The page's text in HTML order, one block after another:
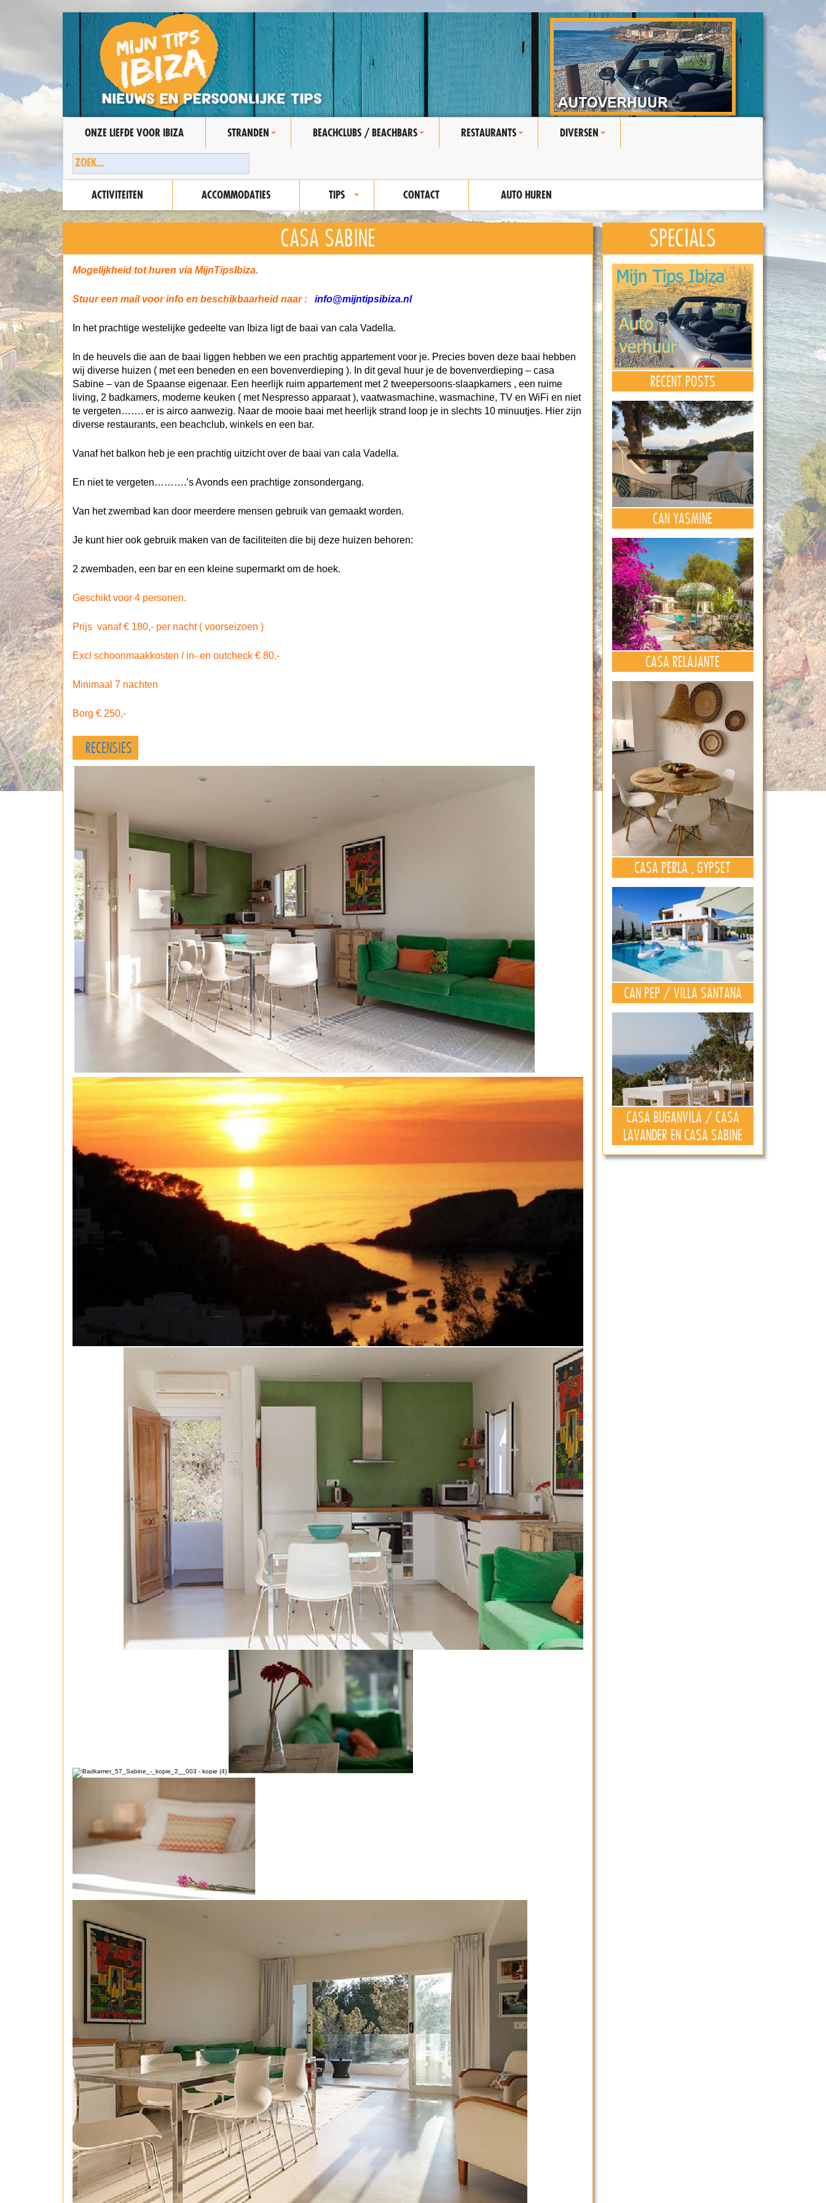
ONZE LIEFDE VOOR IBIZA STRANDEN BEACHCLUBS / BEACHBARS RESTAURANTS DIVERSEN
ACTIVITEITEN ACCOMMODATIES TIPS CONTACT AUTO HUREN
CASA SABINE
Mogelijkheid tot huren via MijnTipsIbiza.
Stuur een mail voor info en beschikbaarheid naar : info@mijntipsibiza.nl
In het prachtige westelijke gedeelte van Ibiza ligt de baai van cala Vadella.
In de heuvels die aan de baai liggen hebben we een prachtig appartement voor je. Precies boven deze baai hebben
wij diverse huizen ( met een beneden en een bovenverdieping ). In dit geval huur je de bovenverdieping – casa
Sabine – van de Spaanse eigenaar. Een heerlijk ruim appartement met 2 tweepersoons-slaapkamers , een ruime
living, 2 badkamers, moderne keuken ( met Nespresso apparaat ), vaatwasmachine, wasmachine, TV en WiFi en niet
te vergeten……. er is airco aanwezig. Naar de mooie baai met heerlijk strand loop je in slechts 10 minuutjes. Hier zijn
diverse restaurants, een beachclub, winkels en een bar.
Vanaf het balkon heb je een prachtig uitzicht over de baai van cala Vadella.
En niet te vergeten……….’s Avonds een prachtige zonsondergang.
Van het zwembad kan door meerdere mensen gebruik van gemaakt worden.
Je kunt hier ook gebruik maken van de faciliteiten die bij deze huizen behoren:
2 zwembaden, een bar en een kleine supermarkt om de hoek.
Geschikt voor 4 personen.
Prijs vanaf € 180,- per nacht ( voorseizoen )
Excl schoonmaakkosten / in- en outcheck € 80,-
Minimaal 7 nachten
Borg € 250,-
RECENSIES
SPECIALS
RECENT POSTS
CAN YASMINE
CASA RELAJANTE
CASA PERLA , GYPSET
CAN PEP / VILLA SANTANA
CASA BUGANVILA / CASA
LAVANDER EN CASA SABINE